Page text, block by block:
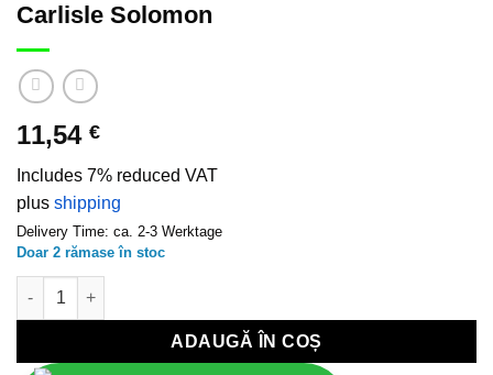
Carlisle Solomon
11,54 €
Includes 7% reduced VAT
plus shipping
Delivery Time: ca. 2-3 Werktage
Doar 2 rămase în stoc
Cantitate Copiii stiu cel mai bine - Deborah Carlisle Solomon
ADAUGĂ ÎN COȘ